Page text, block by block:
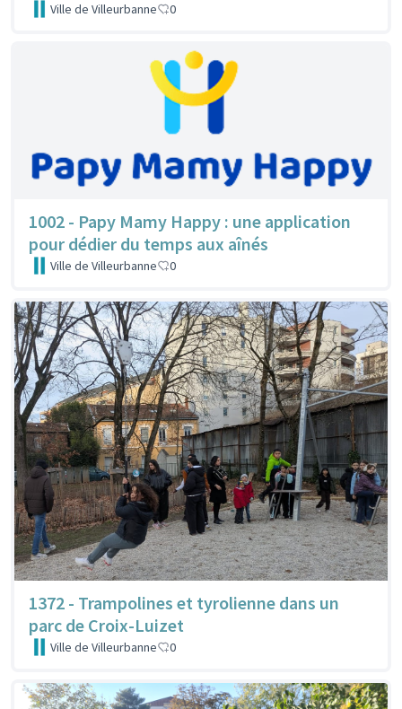
Ville de Villeurbanne 0
1002 - Papy Mamy Happy : une application
pour dédier du temps aux aînés
Ville de Villeurbanne 0
1372 - Trampolines et tyrolienne dans un
parc de Croix-Luizet
Ville de Villeurbanne 0